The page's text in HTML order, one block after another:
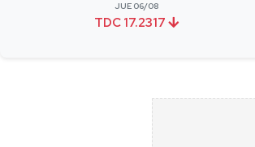
JUE 06/08
TDC 17.2317